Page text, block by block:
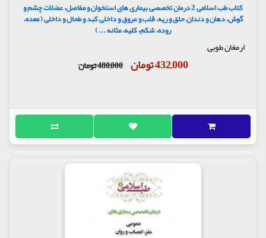
کتاب طب اسلامی 2 درمان تخصصی بیماری های استخوان و مفاصل، عضلات چشم و
گوش، دهان و دندان, حلق و ریه، قلب و عروق و داخلی کبد و طحال و داخلی ( معده،
روده، شکم، کلیه، مثانه ... )
ارمغان طوبی
432,000 تومان 480,000 تومان